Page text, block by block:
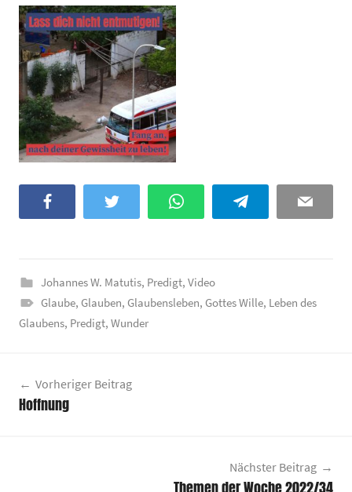
Twitter WhatsApp Telegram Email
Johannes W. Matutis, Predigt, Video
Glaube, Glauben, Glaubensleben, Gottes Wille, Leben des
Glaubens, Predigt, Wunder
Vorheriger Beitrag
Hoffnung
Nächster Beitrag